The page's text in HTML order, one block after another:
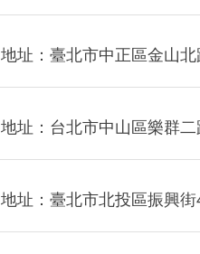
地址：臺北市中正區金山
地址：台北市中山區樂群
地址：臺北市北投區振興街